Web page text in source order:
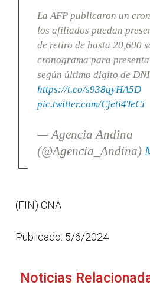
La AFP publicaron un
los afiliados puedan
de retiro de hasta 20,600
cronograma para
según último digito de
https://t.co/s938qyHA5D
pic.twitter.com/Cjeti4TeCi
— Agencia Andina
(@Agencia_Andina)
(FIN) CNA
Publicado: 5/6/2024
Noticias